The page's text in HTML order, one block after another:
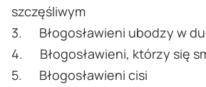
szczęśliwym
3. Błogosławieni ubodzy w
4. Błogosławieni, którzy się
5. Błogosławieni cisi